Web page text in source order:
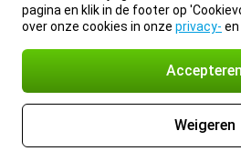
pagina en klik in de footer op
over onze cookies in onze privacy- en
Accepteren
Weigeren